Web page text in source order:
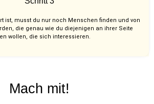
ist, musst du nur noch Menschen finden und von
die genau wie du diejenigen an ihrer Seite
wollen, die sich interessieren.
Mach mit!